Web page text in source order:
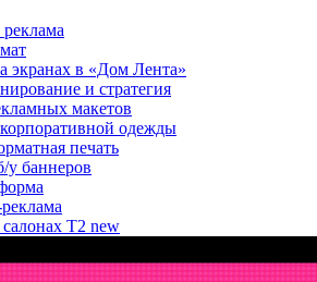
экранах в «Дом Лента»
и стратегия
макетов
одежды
печать
у баннеров
T2 new